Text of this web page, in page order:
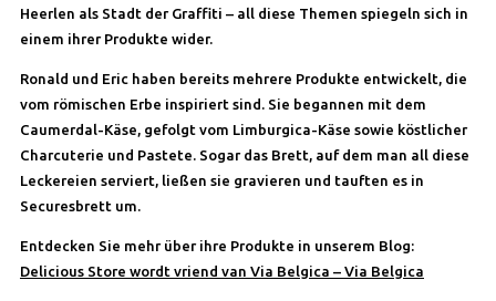
Heerlen als Stadt der Graffiti – all diese Themen spiegeln sich in
einem ihrer Produkte wider.
Ronald und Eric haben bereits mehrere Produkte entwickelt, die
vom römischen Erbe inspiriert sind. Sie begannen mit dem
Caumerdal-Käse, gefolgt vom Limburgica-Käse sowie köstlicher
Charcuterie und Pastete. Sogar das Brett, auf dem man all diese
Leckereien serviert, ließen sie gravieren und tauften es in
Securesbrett um.
Entdecken Sie mehr über ihre Produkte in unserem Blog:
Delicious Store wordt vriend van Via Belgica – Via Belgica